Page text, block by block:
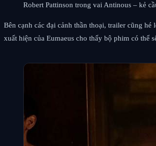
Robert Pattinson trong vai Antinous – kẻ
Bên cạnh các đại cảnh thần thoại, trailer cũng
xuất hiện của Eumaeus cho thấy bộ phim có thể